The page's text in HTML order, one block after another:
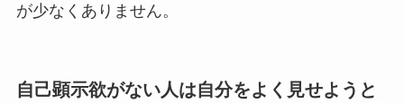
が少なくありません。
自己顕示欲がない人は自分をよく見せようと